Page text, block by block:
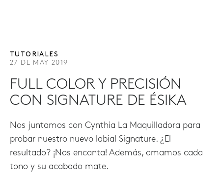
TUTORIALES
27 DE MAY 2019
FULL COLOR Y PRECISIÓN
CON SIGNATURE DE ÉSIKA
Nos juntamos con Cynthia La Maquilladora para
probar nuestro nuevo labial Signature. ¿El
resultado? ¡Nos encanta! Además, amamos cada
tono y su acabado mate.